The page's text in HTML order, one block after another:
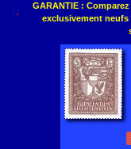
GARANTIE :
exclusivement neufs